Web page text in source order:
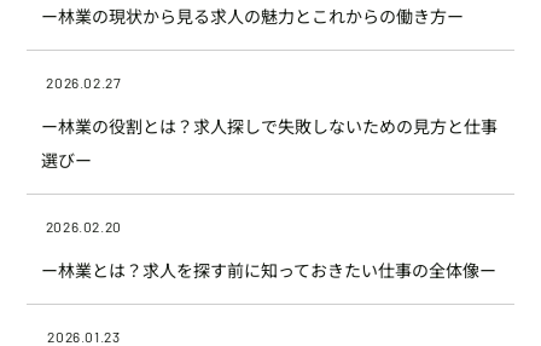
ー林業の現状から見る求人の魅力とこれからの働き方ー
2026.02.27
ー林業の役割とは？求人探しで失敗しないための見方と仕事
選びー
2026.02.20
ー林業とは？求人を探す前に知っておきたい仕事の全体像ー
2026.01.23